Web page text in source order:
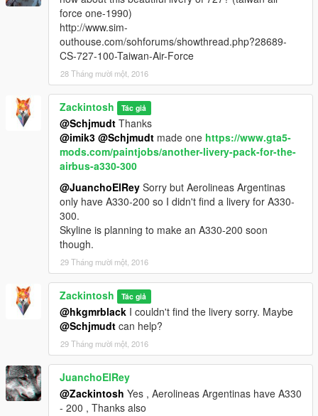
force one-1990)
http://www.sim-
outhouse.com/sohforums/showthread.php?28689-
CS-727-100-Taiwan-Air-Force
28 Tháng mười một, 2016
Zackintosh Tác giả
@Schjmudt Thanks
@imik3 @Schjmudt made one https://www.gta5-
mods.com/paintjobs/another-livery-pack-for-the-
airbus-a330-300
@JuanchoElRey Sorry but Aerolineas Argentinas
only have A330-200 so I didn't find a livery for A330-
300.
Skyline is planning to make an A330-200 soon
though.
29 Tháng mười một, 2016
Zackintosh Tác giả
@hkgmrblack I couldn't find the livery sorry. Maybe
@Schjmudt can help?
29 Tháng mười một, 2016
JuanchoElRey
@Zackintosh Yes , Aerolineas Argentinas have A330
- 200 , Thanks also